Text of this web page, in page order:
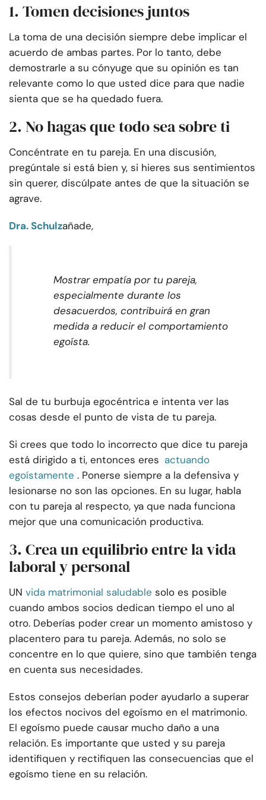
1. Tomen decisiones juntos
La toma de una decisión siempre debe implicar el
acuerdo de ambas partes. Por lo tanto, debe
demostrarle a su cónyuge que su opinión es tan
relevante como lo que usted dice para que nadie
sienta que se ha quedado fuera.
2. No hagas que todo sea sobre ti
Concéntrate en tu pareja. En una discusión,
pregúntale si está bien y, si hieres sus sentimientos
sin querer, discúlpate antes de que la situación se
agrave.
Dra. Schulzañade,
Mostrar empatía por tu pareja,
especialmente durante los
desacuerdos, contribuirá en gran
medida a reducir el comportamiento
egoísta.
Sal de tu burbuja egocéntrica e intenta ver las
cosas desde el punto de vista de tu pareja.
Si crees que todo lo incorrecto que dice tu pareja
está dirigido a ti, entonces eres actuando
egoístamente . Ponerse siempre a la defensiva y
lesionarse no son las opciones. En su lugar, habla
con tu pareja al respecto, ya que nada funciona
mejor que una comunicación productiva.
3. Crea un equilibrio entre la vida
laboral y personal
UN vida matrimonial saludable solo es posible
cuando ambos socios dedican tiempo el uno al
otro. Deberías poder crear un momento amistoso y
placentero para tu pareja. Además, no solo se
concentre en lo que quiere, sino que también tenga
en cuenta sus necesidades.
Estos consejos deberían poder ayudarlo a superar
los efectos nocivos del egoísmo en el matrimonio.
El egoísmo puede causar mucho daño a una
relación. Es importante que usted y su pareja
identifiquen y rectifiquen las consecuencias que el
egoísmo tiene en su relación.